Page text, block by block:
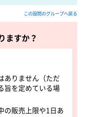
この設問のグループへ戻る
ますか？
ありません（ただ
旨を定めている場
の販売上限や1日あ